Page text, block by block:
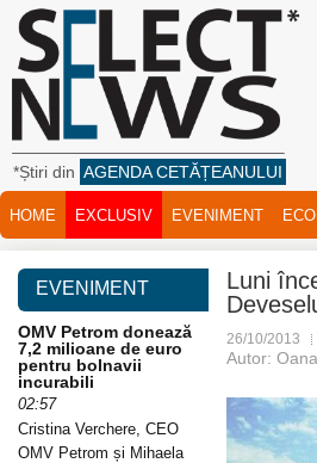
*Știri din AGENDA CETĂȚEANULUI
HOME EXCLUSIV EVENIMENT
Luni
26/10/2013
Autor:
EVENIMENT
OMV Petrom donează
7,2 milioane de euro
pentru bolnavii
incurabili
02:57
Cristina Verchere, CEO
OMV Petrom și Mihaela